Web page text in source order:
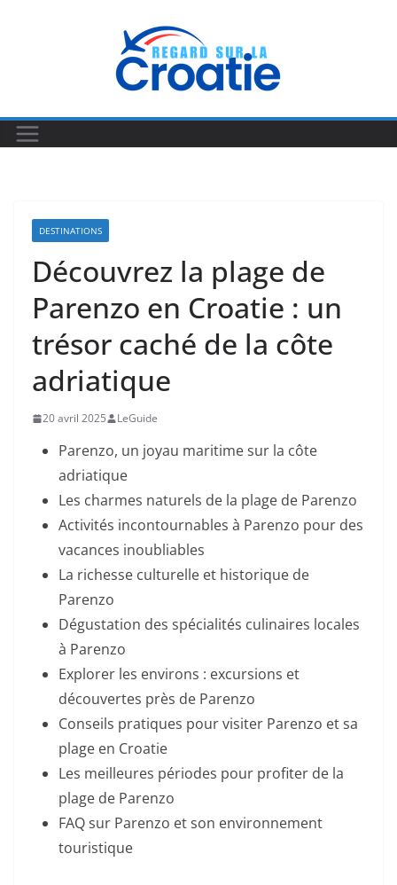
DESTINATIONS
Découvrez la plage de
Parenzo en Croatie : un
trésor caché de la côte
adriatique
20 avril 2025 LeGuide
Parenzo, un joyau maritime sur la côte
adriatique
Les charmes naturels de la plage de Parenzo
Activités incontournables à Parenzo pour des
vacances inoubliables
La richesse culturelle et historique de
Parenzo
Dégustation des spécialités culinaires locales
à Parenzo
Explorer les environs : excursions et
découvertes près de Parenzo
Conseils pratiques pour visiter Parenzo et sa
plage en Croatie
Les meilleures périodes pour profiter de la
plage de Parenzo
FAQ sur Parenzo et son environnement
touristique